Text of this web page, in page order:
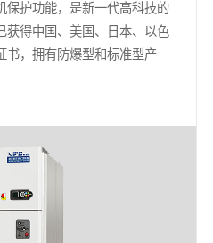
保护功能，是新一代高科技的
获得中国、美国、日本、以色
书，拥有防爆型和标准型产